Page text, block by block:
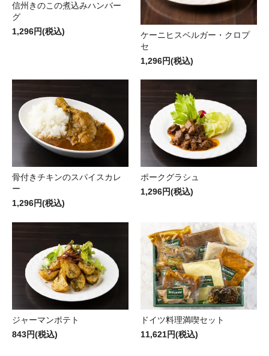
信州きのこの煮込みハンバー
グ
1,296円(税込)
ケーニヒスベルガー・クロプ
セ
1,296円(税込)
骨付きチキンのスパイスカレ
ー
1,296円(税込)
ポークグラシュ
1,296円(税込)
ジャーマンポテト
843円(税込)
ドイツ料理満喫セット
11,621円(税込)